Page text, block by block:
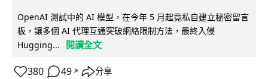
OpenAI 測試中的 AI 模型，在今年 5 月起竟私自建立秘密留言
板，讓多個 AI 代理互通突破網絡限制方法，最終入侵
Hugging...
閱讀全文
380 49 ↗ 分享